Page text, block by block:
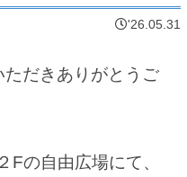
'26.05.31
だき ありがとうご
Fの自由広場にて、